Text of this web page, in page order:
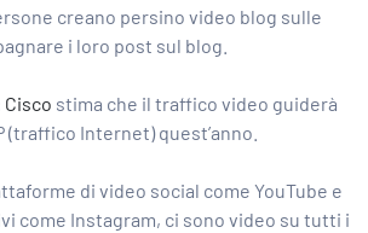
creano persino video blog sulle
i loro post sul blog.
Cisco stima che il traffico video guiderà
(traffico Internet) quest’anno.
di video social come YouTube e
come Instagram, ci sono video su tutti i